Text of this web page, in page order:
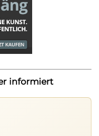
informiert